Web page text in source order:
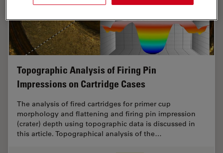
Topographic Analysis of Firing Pin
Impressions on Cartridge Cases
The analysis of fired cartridges for primer cup
morphology and flattening and firing pin impression
(crater) depth using topographic data is discussed in
this article. Topographical analysis of the…